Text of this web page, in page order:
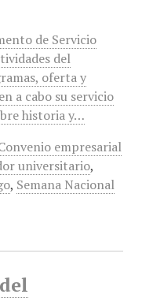
de Servicio
del
oferta y
a cabo su servicio
historia y…
empresarial
universitario,
, Semana Nacional